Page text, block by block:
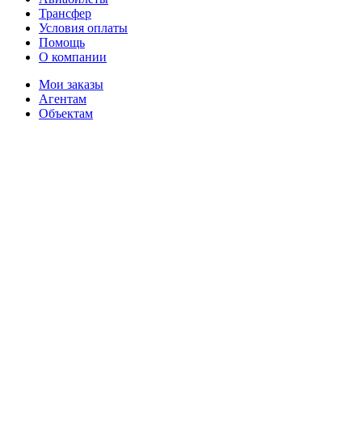
Трансфер
Условия оплаты
Помощь
О компании
Мои заказы
Агентам
Объектам